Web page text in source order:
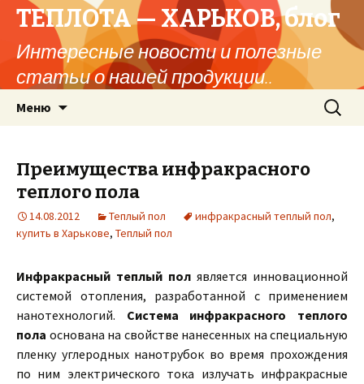
ТЕПЛОТА — ХАРЬКОВ, блог
Интересные новости и полезные
статьи о нашей продукции..
Меню Найти:
Преимущества инфракрасного
теплого пола
14.08.2012 Теплый пол инфракрасный теплый пол,
купить в Харькове, Теплый пол
Инфракрасный теплый пол является инновационной
системой отопления, разработанной с применением
нанотехнологий. Система инфракрасного теплого
пола основана на свойстве нанесенных на специальную
пленку углеродных нанотрубок во время прохождения
по ним электрического тока излучать инфракрасные